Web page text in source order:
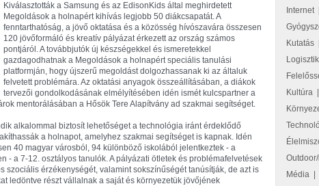
Kiválasztották a Samsung és az EdisonKids által meghirdetett
Megoldások a holnapért kihívás legjobb 50 diákcsapatát. A
fenntarthatóság, a jövő oktatása és a közösség hívószavára összesen
120 jövőformáló és kreatív pályázat érkezett az ország számos
pontjáról. A továbbjutók új készségekkel és ismeretekkel
gazdagodhatnak a Megoldások a holnapért speciális tanulási
platformján, hogy újszerű megoldást dolgozhassanak ki az általuk
felvetett problémára. Az oktatási anyagok összeállításában, a diákok
tervezői gondolkodásának elmélyítésében idén ismét kulcspartner a
mentorálásában a Hősök Tere Alapítvány ad szakmai segítséget.
alkalommal biztosít lehetőséget a technológia iránt érdeklődő
a holnapot, amelyhez szakmai segítséget is kapnak. Idén
40 magyar városból, 94 különböző iskolából jelentkeztek - a
- a 7-12. osztályos tanulók. A pályázati ötletek és problémafelvetések
szociális érzékenységét, valamint sokszínűségét tanúsítják, de azt is
ledöntve részt vállalnak a saját és környezetük jövőjének
Internet|
Kutatás
Kultúra
Média